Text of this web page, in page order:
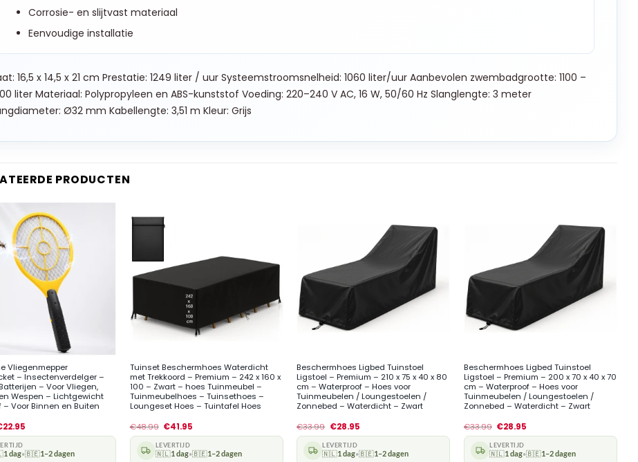
Corrosie- en slijtvast materiaal
Eenvoudige installatie
16,5 x 14,5 x 21 cm Prestatie: 1249 liter / uur Systeemstroomsnelheid: 1060 liter/uur Aanbevolen zwembadgrootte: 1100 –
liter Materiaal: Polypropyleen en ABS-kunststof Voeding: 220–240 V AC, 16 W, 50/60 Hz Slanglengte: 3 meter
Ø32 mm Kabellengte: 3,51 m Kleur: Grijs
PRODUCTEN
Vliegenmepper
– Insectenverdelger –
– Voor Vliegen,
Wespen – Lichtgewicht
Voor Binnen en Buiten
22.95
1 dag•🇧🇪1–2 dagen
Tuinset Beschermhoes Waterdicht
met Trekkoord – Premium – 242 x 160 x
100 – Zwart – hoes Tuinmeubel –
Tuinmeubelhoes – Tuinsethoes –
Loungeset Hoes – Tuintafel Hoes
€48.99 €41.95
LEVERTIJD
🇳🇱1 dag•🇧🇪1–2 dagen
Beschermhoes Ligbed Tuinstoel
Ligstoel – Premium – 210 x 75 x 40 x 80
cm – Waterproof – Hoes voor
Tuinmeubelen / Loungestoelen /
Zonnebed – Waterdicht – Zwart
€33.99 €28.95
LEVERTIJD
🇳🇱1 dag•🇧🇪1–2 dagen
Beschermhoes Ligbed Tuinstoel
Ligstoel – Premium – 200 x 70 x 40 x 70
cm – Waterproof – Hoes voor
Tuinmeubelen / Loungestoelen /
Zonnebed – Waterdicht – Zwart
€33.99 €28.95
LEVERTIJD
🇳🇱1 dag•🇧🇪1–2 dagen